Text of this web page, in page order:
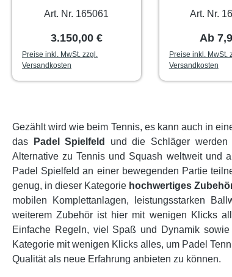
Art. Nr. 165061
Regulärer Preis:
3.150,00 €
Preise inkl. MwSt. zzgl.
Versandkosten
Art. Nr.
Ab
Preise inkl. MwSt.
Versandkosten
Gezählt wird wie beim Tennis, es kann auch in
das
Padel Spielfeld
und die Schläger werden
Alternative zu Tennis und Squash weltweit und
Padel Spielfeld an einer bewegenden Partie
genug, in dieser Kategorie hochwertiges
mobilen Komplettanlagen, leistungsstarken
weiterem Zubehör ist hier mit wenigen Klicks
Einfache Regeln, viel Spaß und Dynamik
Kategorie mit wenigen Klicks alles, um Padel
Qualität als neue Erfahrung anbieten zu können.